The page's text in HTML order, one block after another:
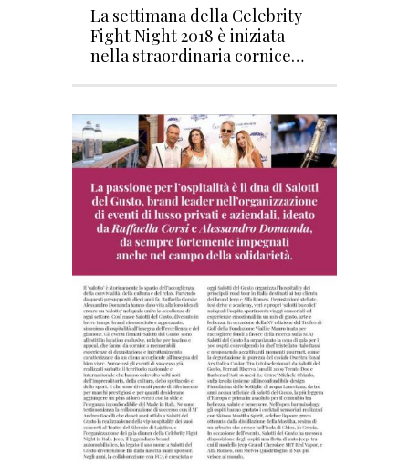
La settimana della Celebrity
Fight Night 2018 è iniziata
nella straordinaria cornice…